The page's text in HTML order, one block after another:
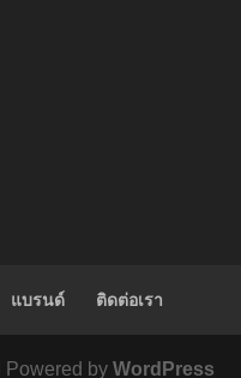
แบรนด์ ติดต่อเรา
| Powered byWordPress